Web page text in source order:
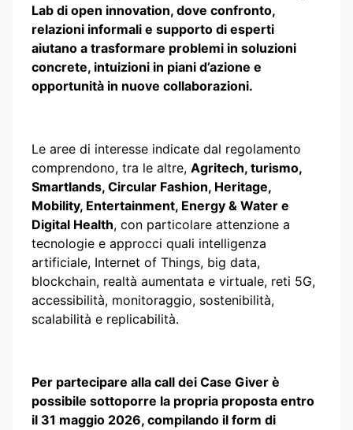
Lab di open innovation, dove confronto,
relazioni informali e supporto di esperti
aiutano a trasformare problemi in soluzioni
concrete, intuizioni in piani d’azione e
opportunità in nuove collaborazioni.
Le aree di interesse indicate dal regolamento
comprendono, tra le altre, Agritech, turismo,
Smartlands, Circular Fashion, Heritage,
Mobility, Entertainment, Energy & Water e
Digital Health, con particolare attenzione a
tecnologie e approcci quali intelligenza
artificiale, Internet of Things, big data,
blockchain, realtà aumentata e virtuale, reti 5G,
accessibilità, monitoraggio, sostenibilità,
scalabilità e replicabilità.
Per partecipare alla call dei Case Giver è
possibile sottoporre la propria proposta entro
il 31 maggio 2026, compilando il form di